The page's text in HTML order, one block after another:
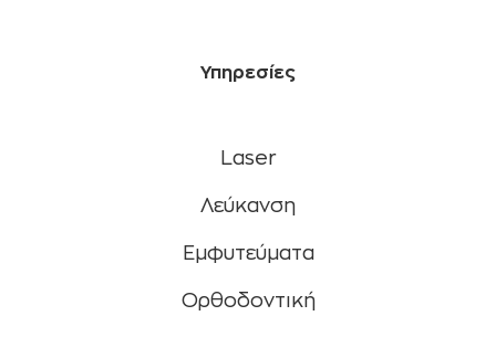
Υπηρεσίες
Laser
Λεύκανση
Εμφυτεύματα
Ορθοδοντική